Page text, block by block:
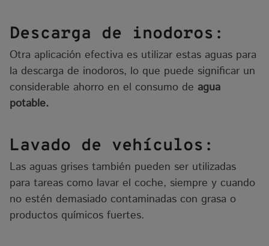
Descarga de inodoros:
Otra aplicación efectiva es utilizar estas aguas para
la descarga de inodoros, lo que puede significar un
considerable ahorro en el consumo de agua
potable.
Lavado de vehículos:
Las aguas grises también pueden ser utilizadas
para tareas como lavar el coche, siempre y cuando
no estén demasiado contaminadas con grasa o
productos químicos fuertes.